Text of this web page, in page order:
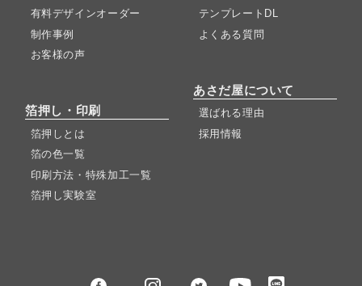
有料デザインオーダー
制作事例
お客様の声
箔押し・印刷
箔押しとは
箔の色一覧
印刷方法・特殊加工一覧
箔押し実験室
テンプレートDL
よくある質問
あさだ屋について
選ばれる理由
採用情報